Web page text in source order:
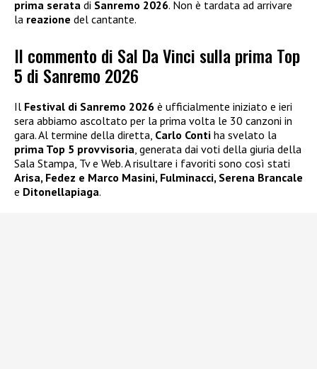
prima serata di Sanremo 2026. Non è tardata ad arrivare
la reazione del cantante.
Il commento di Sal Da Vinci sulla prima Top
5 di Sanremo 2026
Il Festival di Sanremo 2026 è ufficialmente iniziato e ieri
sera abbiamo ascoltato per la prima volta le 30 canzoni in
gara. Al termine della diretta, Carlo Conti ha svelato la
prima Top 5 provvisoria , generata dai voti della giuria della
Sala Stampa, Tv e Web. A risultare i favoriti sono così stati
Arisa, Fedez e Marco Masini, Fulminacci, Serena Brancale
e Ditonellapiaga.